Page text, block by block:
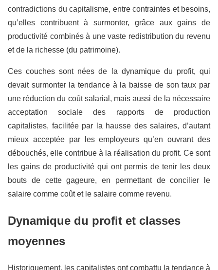
contradictions du capitalisme, entre contraintes et besoins,
qu’elles contribuent à surmonter, grâce aux gains de
productivité combinés à une vaste redistribution du revenu
et de la richesse (du patrimoine).
Ces couches sont nées de la dynamique du profit, qui
devait surmonter la tendance à la baisse de son taux par
une réduction du coût salarial, mais aussi de la nécessaire
acceptation sociale des rapports de production
capitalistes, facilitée par la hausse des salaires, d’autant
mieux acceptée par les employeurs qu’en ouvrant des
débouchés, elle contribue à la réalisation du profit. Ce sont
les gains de productivité qui ont permis de tenir les deux
bouts de cette gageure, en permettant de concilier le
salaire comme coût et le salaire comme revenu.
Dynamique du profit et classes
moyennes
Historiquement, les capitalistes ont combattu la tendance à